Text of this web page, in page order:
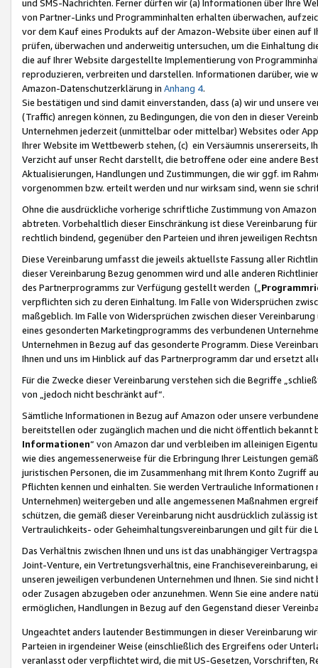
und SMS-Nachrichten. Ferner dürfen wir (a) Informationen über Ihre
von Partner-Links und Programminhalten erhalten überwachen,
vor dem Kauf eines Produkts auf der Amazon-Website über einen
prüfen, überwachen und anderweitig untersuchen, um die Einhaltung
die auf Ihrer Website dargestellte Implementierung von
reproduzieren, verbreiten und darstellen. Informationen darüber, wie
Amazon-Datenschutzerklärung in Anhang 4.
Sie bestätigen und sind damit einverstanden, dass (a) wir und
(Traffic) anregen können, zu Bedingungen, die von den in dieser
Unternehmen jederzeit (unmittelbar oder mittelbar) Websites oder
Ihrer Website im Wettbewerb stehen, (c) ein Versäumnis unsererseits,
Verzicht auf unser Recht darstellt, die betroffene oder eine andere
Aktualisierungen, Handlungen und Zustimmungen, die wir ggf. im
vorgenommen bzw. erteilt werden und nur wirksam sind, wenn sie
Ohne die ausdrückliche vorherige schriftliche Zustimmung von
abtreten. Vorbehaltlich dieser Einschränkung ist diese Vereinbarung
rechtlich bindend, gegenüber den Parteien und ihren jeweiligen
Diese Vereinbarung umfasst die jeweils aktuellste Fassung aller
dieser Vereinbarung Bezug genommen wird und alle anderen
des Partnerprogramms zur Verfügung gestellt werden („
verpflichten sich zu deren Einhaltung. Im Falle von Widersprüchen
maßgeblich. Im Falle von Widersprüchen zwischen dieser
eines gesonderten Marketingprogramms des verbundenen
Unternehmen in Bezug auf das gesonderte Programm. Diese
Ihnen und uns im Hinblick auf das Partnerprogramm dar und ersetzt
Für die Zwecke dieser Vereinbarung verstehen sich die Begriffe
von „jedoch nicht beschränkt auf“.
Sämtliche Informationen in Bezug auf Amazon oder unsere
bereitstellen oder zugänglich machen und die nicht öffentlich
Informationen“ von Amazon dar und verbleiben im alleinigen
wie dies angemessenerweise für die Erbringung Ihrer Leistungen
juristischen Personen, die im Zusammenhang mit Ihrem Konto
Pflichten kennen und einhalten. Sie werden Vertrauliche
Unternehmen) weitergeben und alle angemessenen Maßnahmen
schützen, die gemäß dieser Vereinbarung nicht ausdrücklich zulässig
Vertraulichkeits- oder Geheimhaltungsvereinbarungen und gilt für die
Das Verhältnis zwischen Ihnen und uns ist das unabhängiger
Joint-Venture, ein Vertretungsverhältnis, eine Franchisevereinbarung,
unseren jeweiligen verbundenen Unternehmen und Ihnen. Sie sind
oder Zusagen abzugeben oder anzunehmen. Wenn Sie eine andere
ermöglichen, Handlungen in Bezug auf den Gegenstand dieser
Ungeachtet anders lautender Bestimmungen in dieser Vereinbarung
Parteien in irgendeiner Weise (einschließlich des Ergreifens oder
veranlasst oder verpflichtet wird, die mit US-Gesetzen, Vorschriften,